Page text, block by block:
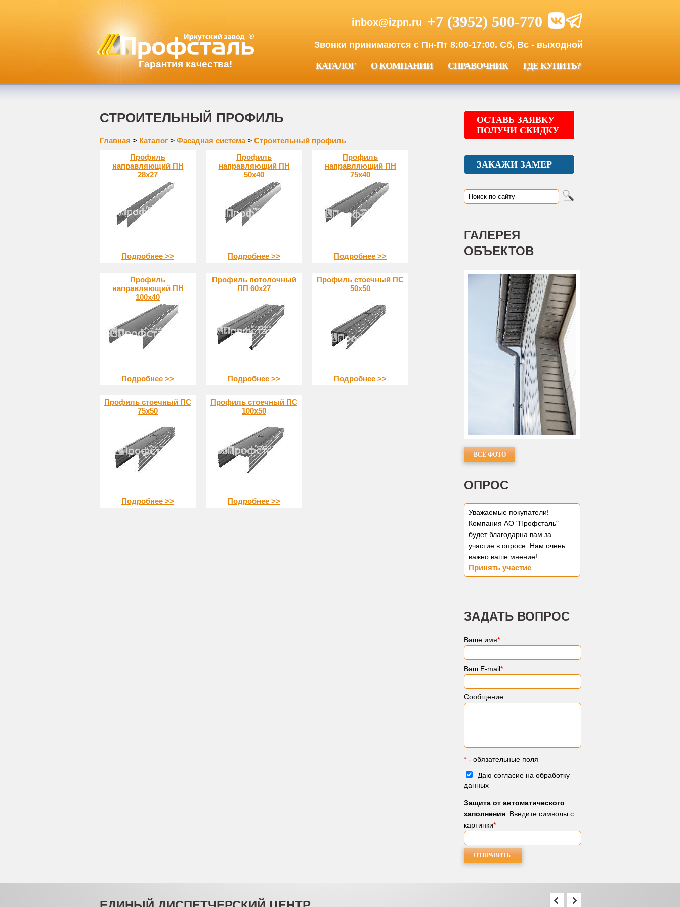
Гарантия качества!
+7 (3952) 500-770
inbox@izpn.ru
Звонки принимаются с Пн-Пт 8:00-17:00. Сб, Вс - выходной
КАТАЛОГ О КОМПАНИИ СПРАВОЧНИК ГДЕ КУПИТЬ?
СТРОИТЕЛЬНЫЙ ПРОФИЛЬ
Главная > Каталог > Фасадная система> Строительный профиль
Профиль
направляющий ПН
28х27
Подробнее >>
Профиль
направляющий ПН
50х40
Подробнее >>
Профиль
направляющий ПН
75х40
Подробнее >>
Профиль
направляющий ПН
100х40
Подробнее >>
Профиль потолочный
ПП 60х27
Подробнее >>
Профиль стоечный ПС
50х50
Подробнее >>
Профиль стоечный ПС
75х50
Подробнее >>
Профиль стоечный ПС
100х50
Подробнее >>
ОСТАВЬ ЗАЯВКУ
ПОЛУЧИ СКИДКУ
ЗАКАЖИ ЗАМЕР
ГАЛЕРЕЯ
ОБЪЕКТОВ
ВСЕ ФОТО
ОПРОС
Уважаемые покупатели!
Компания АО "Профсталь"
будет благодарна вам за
участие в опросе. Нам очень
важно ваше мнение!
Принять участие
ЗАДАТЬ ВОПРОС
Ваше имя*
Ваш E-mail*
Сообщение
* - обязательные поля
Даю согласие на обработку
данных
Защита от автоматического
заполнения Введите символы с
картинки*